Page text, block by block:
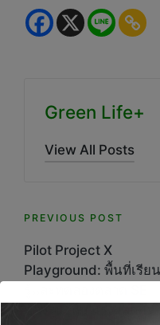
Green Life+
View All Posts
Post
navigation
PREVIOUS POST
Pilot Project X
Playground: พื้นที่เรียน